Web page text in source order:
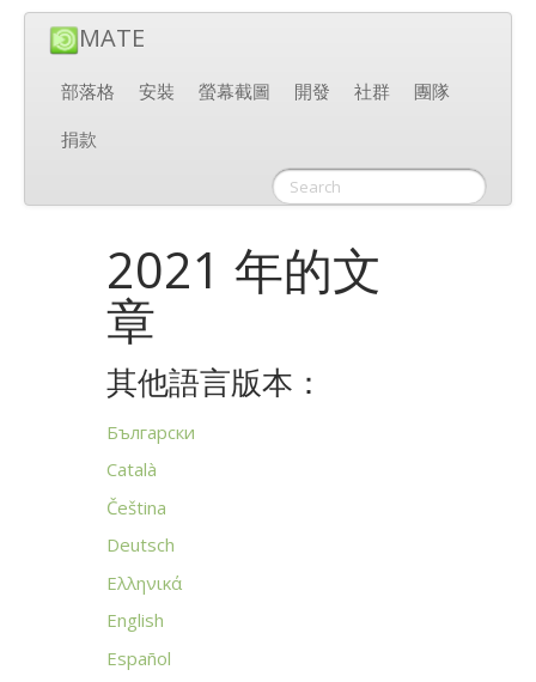
MATE
部落格 安裝 螢幕截圖 開發 社群
團隊
捐款
2021 年的文
章
其他語言版本：
Български
Català
Čeština
Deutsch
Ελληνικά
English
Español